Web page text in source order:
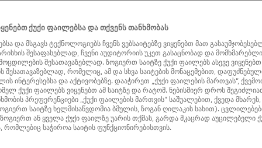
ენერგიის გადასახადის ფასდაკლება ან
ხედვაა შესთავაზოთ ქულები დაბალი
ყიდულობთ ყველა სამომხმარებლო შეფუთულ
შესაძლებელია მწვანე ეკონომიკაში უკეთესი ქცევების
- ამბობს
მომხმარებლების ხარჯვის ძალა2027 წლისთვის 500
1 ტრილიონ დოლარამდე გაიზრდება, Reewild
რათა დააწესონ თავიანთი მდგრადობის
ქუქი ფაილებსა და თქვენს თანხმობას
და მსგავს ტექნოლოგიებს ჩვენს ვებსაიტებზე ვიყენებთ მათ
შესაფასებლად, ჩვენი აუდიტორიის უკეთ გასაცნობად და
შესათავაზებლად. ზოგიერთ საიტზე ქუქი ფაილებს ასევე
შესათავაზებლად, რომელიც, ამ და სხვა საიტების მონაცემებით,
ინტერესებსა და აქტივობებზე. დააჭირეთ „ქუქი ფაილების მართვას“,
ქუქი ფაილებს ვიყენებთ ამ საიტზე და რატომ. ნებისმიერ დროს
პრეფერენციები „ქუქი ფაილების მართვის“ საშუალებით, ქვედა მხარეს,
საიტზე ხელმისაწვდომია ბმულის, ზოგან ღილაკის სახით).
ან ყველა ქუქი ფაილზე უარის თქმას, გარდა მკაცრად აუცილებელი
რომლებიც საჭიროა საიტის ფუნქციონირებისთვის.